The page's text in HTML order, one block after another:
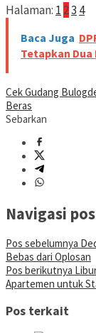
Halaman: 1 23 4
Baca Juga
Tetapkan
Cek Gudang Bulog
Beras
Sebarkan
Navigasi pos
Pos sebelumnya
Bebas dari Oplosan
Pos berikutnya
Apartemen untuk
Pos terkait